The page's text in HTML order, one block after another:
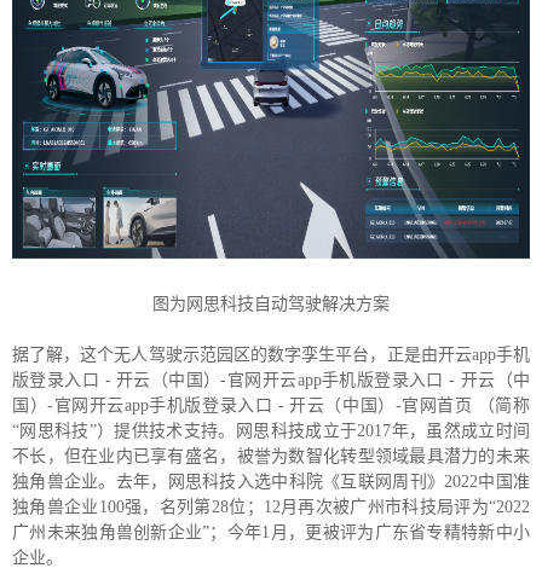
图为网思科技自动驾驶解决方案
据了解，这个无人驾驶示范园区的数字孪生平台，正是由开云app手机
版登录入口 - 开云（中国）-官网开云app手机版登录入口 - 开云（中
国）-官网开云app手机版登录入口 - 开云（中国）-官网首页 （简称
“网思科技”）提供技术支持。网思科技成立于2017年，虽然成立时间
不长，但在业内已享有盛名，被誉为数智化转型领域最具潜力的未来
独角兽企业。去年，网思科技入选中科院《互联网周刊》2022中国准
独角兽企业100强，名列第28位；12月再次被广州市科技局评为“2022
广州未来独角兽创新企业”；今年1月，更被评为广东省专精特新中小
企业。